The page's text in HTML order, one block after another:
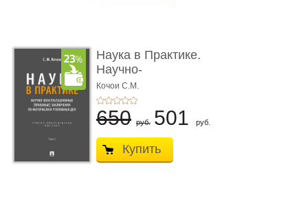
Наука в Практике.
Научно-
консультационные (пра
...
Кочои С.М.
650 руб. 501 руб.
Купить